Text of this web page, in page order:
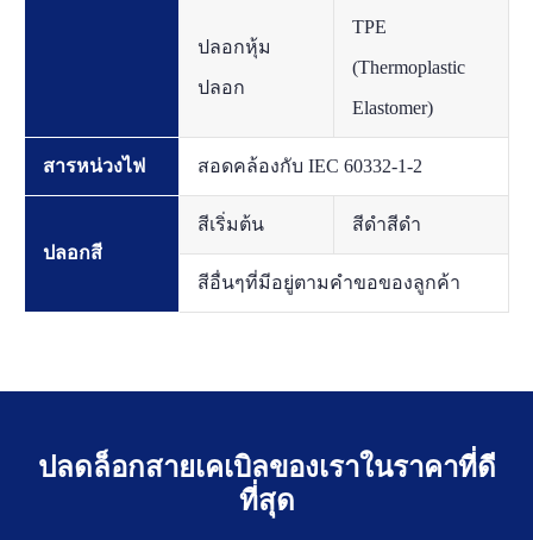
ปลอกหุ้ม
ปลอก
TPE
(Thermoplastic
Elastomer)
สารหน่วงไฟ สอดคล้องกับ IEC 60332-1-2
ปลอกสี
สีเริ่มต้น สีดำสีดำ
สีอื่นๆที่มีอยู่ตามคำขอของลูกค้า
ปลดล็อกสายเคเบิลของเราในราคาที่ดี
ที่สุด